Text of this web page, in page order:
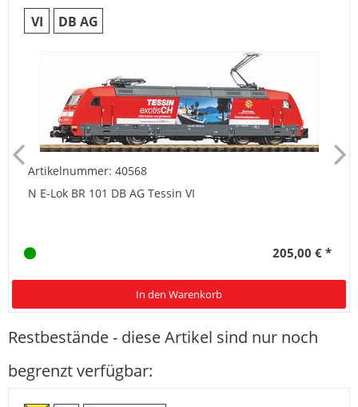
VI DB AG
Artikelnummer: 40568
N E-Lok BR 101 DB AG Tessin VI
205,00 € *
In den Warenkorb
Restbestände - diese Artikel sind nur noch
begrenzt verfügbar: